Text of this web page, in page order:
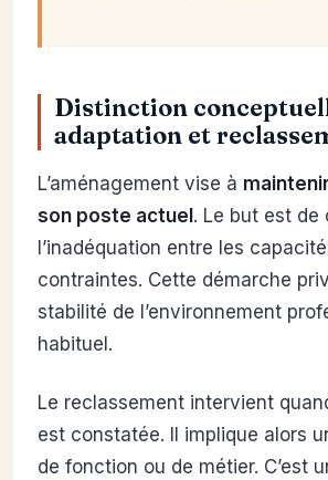
Distinction
adaptation et
L’aménagement vise à
son poste actuel . Le but est de
l’inadéquation entre les
contraintes. Cette démarche
stabilité de l’environnement
habituel.
Le reclassement intervient
est constatée. Il implique alors
de fonction ou de métier. C’est